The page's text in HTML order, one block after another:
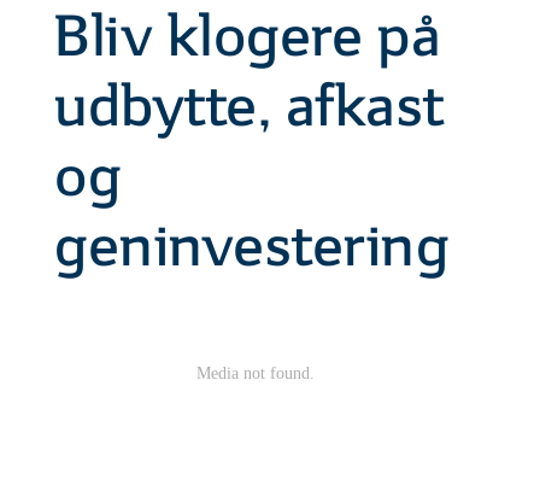
Bliv klogere på
udbytte, afkast
og
geninvestering